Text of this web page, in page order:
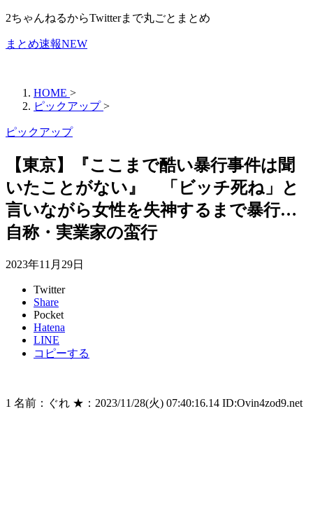
2ちゃんねるからTwitterまで丸ごとまとめ
まとめ速報NEW
HOME >
ピックアップ >
ピックアップ
【東京】『ここまで酷い暴行事件は聞
いたことがない』 「ビッチ死ね」と
言いながら女性を失神するまで暴行…
自称・実業家の蛮行
2023年11月29日
Twitter
Share
Pocket
Hatena
LINE
コピーする
1 名前：ぐれ ★：2023/11/28(火) 07:40:16.14 ID:Ovin4zod9.net